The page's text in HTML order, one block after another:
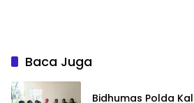
Baca Juga
Bidhumas Polda Kalbar Ngopi